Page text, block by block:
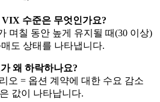
수준은 무엇인가요?
며칠 동안 높게 유지될 때(30 이상)
도 상태를 나타냅니다.
왜 하락하나요?
오 = 옵션 계약에 대한 수요 감소
값이 나타납니다.